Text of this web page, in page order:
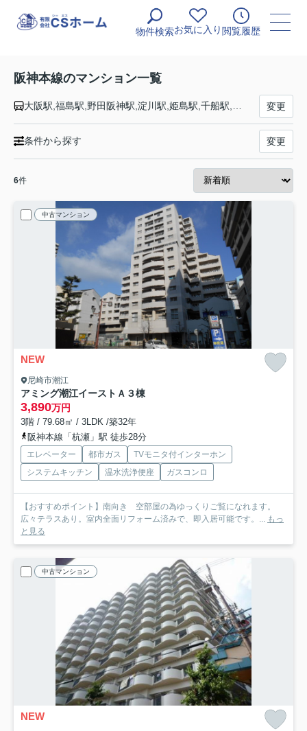
物件検索お気に入り 閲覧履歴
阪神本線のマンション一覧
変更
条件から探す 変更
6件
中古マンション
NEW
尼崎市潮江
アミング潮江イーストＡ３棟
3,890万円
3階 / 79.68㎡ / 3LDK /築32年
阪神本線「杭瀬」駅 徒歩28分
エレベーター 都市ガス
TVモニタ付インターホン
システムキッチン
温水洗浄便座 ガスコンロ
【おすすめポイント】南向き 空部屋の為ゆっくりご覧になれます。
広々テラスあり。室内全面リフォーム済みで、即入居可能です。...
もっ
と見る
中古マンション
NEW